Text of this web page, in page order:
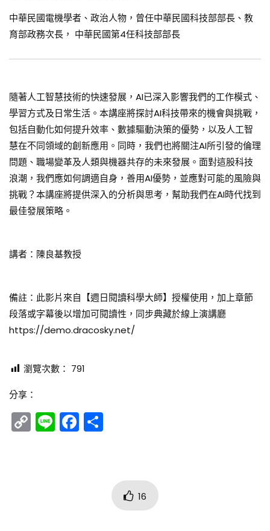
經典文學中的AI人工智慧[2024.12.29週日閱讀
難以度量的瘋狂[2024.12.22週日閱讀科學大
師]
295 2
清朝帆船航海概述－以文人渡海來臺為例
[2024.12.8週日閱讀科學大師]
221 1
315
大師]
427 8
中華民國電機學者、政治人物，曾任中華民國科技部部長、教
育部政務次長， 中華民國第4任科技部部長
隨著人工智慧技術的快速發展，AI已深入影響我們的工作模式、
學習方式及日常生活。本講座將探討AI科技帶來的機會與挑戰，
包括自動化如何提升效率、數據驅動決策的優勢，以及人工智
慧在不同領域的創新應用。同時，我們也將關注AI所引發的倫理
問題、職場變革及人類與機器共存的未來發展。面對這股科技
浪潮，我們應如何調適自身，善用AI優勢，並應對可能的風險與
挑戰？本講座將提供深入的分析與思考，幫助我們在AI時代找到
最佳發展策略。
講者：陳良基教授
備註：此影片來自【週日閱讀科學大師】授權使用，加上章節
段落或字幕後以增加可閱讀性，同步典藏於線上演講廳
https://demo.dracosky.net/
瀏覽次數： 791
分享：
Copy
Link
LineFacebook
16